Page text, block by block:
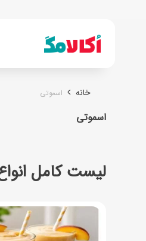
خانه اسموتی
اسموتی
لیست کامل